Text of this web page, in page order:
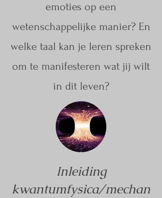
emoties op een
wetenschappelijke manier? En
welke taal kan je leren spreken
om te manifesteren wat jij wilt
in dit leven?
Inleiding
kwantumfysica/mechan